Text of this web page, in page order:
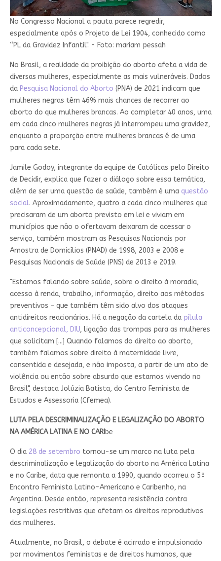
No Congresso Nacional a pauta parece regredir,
especialmente após o Projeto de Lei 1904, conhecido como
“PL da Gravidez Infantil". - Foto: mariam pessah
No Brasil, a realidade da proibição do aborto afeta a vida de
diversas mulheres, especialmente as mais vulneráveis. Dados
da Pesquisa Nacional do Aborto (PNA) de 2021 indicam que
mulheres negras têm 46% mais chances de recorrer ao
aborto do que mulheres brancas. Ao completar 40 anos, uma
em cada cinco mulheres negras já interrompeu uma gravidez,
enquanto a proporção entre mulheres brancas é de uma
para cada sete.
Jamile Godoy, integrante da equipe de Católicas pelo Direito
de Decidir, explica que fazer o diálogo sobre essa temática,
além de ser uma questão de saúde, também é uma questão
social. Aproximadamente, quatro a cada cinco mulheres que
precisaram de um aborto previsto em lei e viviam em
municípios que não o ofertavam deixaram de acessar o
serviço, também mostram as Pesquisas Nacionais por
Amostra de Domicílios (PNAD) de 1998, 2003 e 2008 e
Pesquisas Nacionais de Saúde (PNS) de 2013 e 2019.
"Estamos falando sobre saúde, sobre o direito à moradia,
acesso à renda, trabalho, informação, direito aos métodos
preventivos – que também têm sido alvo dos ataques
antidireitos reacionários. Há a negação da cartela da pílula
anticoncepcional, DIU, ligação das trompas para as mulheres
que solicitam [...] Quando falamos do direito ao aborto,
também falamos sobre direito à maternidade livre,
consentida e desejada, e não imposta, a partir de um ato de
violência ou então sobre absurdo que estamos vivendo no
Brasil", destaca Jolúzia Batista, do Centro Feminista de
Estudos e Assessoria (Cfemea).
LUTA PELA DESCRIMINALIZAÇÃO E LEGALIZAÇÃO DO ABORTO
NA AMÉRICA LATINA E NO CARI be
O dia 28 de setembro tornou-se um marco na luta pela
descriminalização e legalização do aborto na América Latina
e no Caribe, data que remonta a 1990, quando ocorreu o 5º
Encontro Feminista Latino-Americano e Caribenho, na
Argentina. Desde então, representa resistência contra
legislações restritivas que afetam os direitos reprodutivos
das mulheres.
Atualmente, no Brasil, o debate é acirrado e impulsionado
por movimentos feministas e de direitos humanos, que